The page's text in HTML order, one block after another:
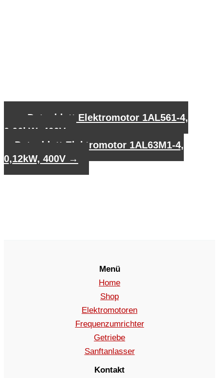
Datenblatt Elektromotor 1AL561-4,
0,06kW, 400V
Datenblatt Elektromotor 1AL63M1-4,
0,12kW, 400V →
Menü
Home
Shop
Elektromotoren
Frequenzumrichter
Getriebe
Sanftanlasser
Kontakt